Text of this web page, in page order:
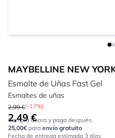
MAYBELLINE NEW
Esmalte de Uñas Fast Gel
Esmaltes de uñas
2,99 €(-17%)
Tan bajo como:
2,49 €
Compra ahora y paga después.
25,00€ para envío gratuito
Fecha de entrega estimada 3 días